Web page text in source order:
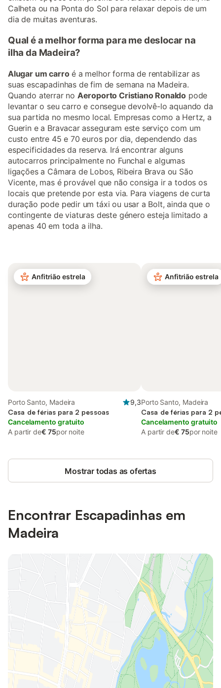
Calheta ou na Ponta do Sol para relaxar depois de um
dia de muitas aventuras.
Qual é a melhor forma para me deslocar na
ilha da Madeira?
Alugar um carroé a melhor forma de rentabilizar as
suas escapadinhas de fim de semana na Madeira.
Quando aterrar no Aeroporto Cristiano Ronaldo pode
levantar o seu carro e consegue devolvê-lo aquando da
sua partida no mesmo local. Empresas como a Hertz, a
Guerin e a Bravacar asseguram este serviço com um
custo entre 45 e 70 euros por dia, dependendo das
especificidades da reserva. Irá encontrar alguns
autocarros principalmente no Funchal e algumas
ligações a Câmara de Lobos, Ribeira Brava ou São
Vicente, mas é provável que não consiga ir a todos os
locais que pretende por esta via. Para viagens de curta
duração pode pedir um táxi ou usar a Bolt, ainda que o
contingente de viaturas deste género esteja limitado a
apenas 40 em toda a ilha.
Anfitrião estrela
Porto Santo, Madeira
9,3
Casa de férias para 2 pessoas
Cancelamento gratuito
A partir de€ 75por noite
Anfitrião estrela
Porto Santo, Madeira
Casa de férias para 2
Cancelamento gratuito
A partir de€ 75por noite
Mostrar todas as ofertas
Encontrar Escapadinhas em
Madeira